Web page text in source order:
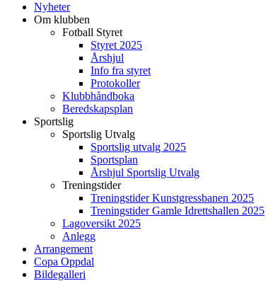
Nyheter
Om klubben
Fotball Styret
Styret 2025
Årshjul
Info fra styret
Protokoller
Klubbhåndboka
Beredskapsplan
Sportslig
Sportslig Utvalg
Sportslig utvalg 2025
Sportsplan
Årshjul Sportslig Utvalg
Treningstider
Treningstider Kunstgressbanen 2025
Treningstider Gamle Idrettshallen 2025
Lagoversikt 2025
Anlegg
Arrangement
Copa Oppdal
Bildegalleri